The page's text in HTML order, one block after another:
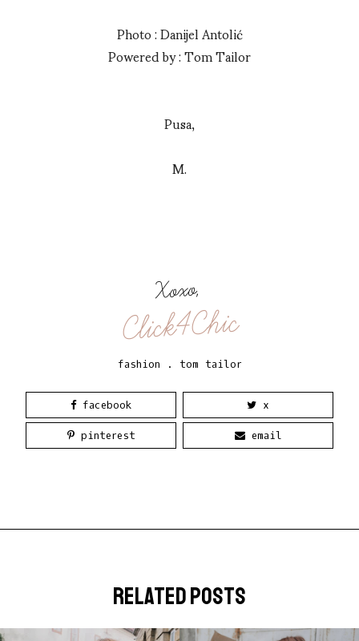
Photo : Danijel Antolić
Powered by : Tom Tailor
Pusa,
M.
Xoxo,
Click4Chic
fashion . tom tailor
facebook x
pinterest email
related posts